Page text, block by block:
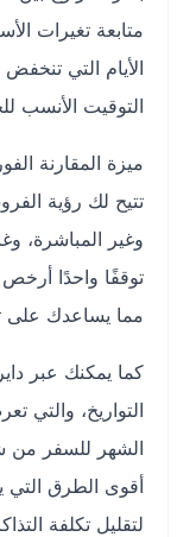
متابعة تغيرات
الأيام التي تنخفض
التوقيت الأنسب للحجز.
ميزة المقارنة
تتيح لك رؤية الفروق
وغير المباشرة،
توقفًا واحدًا أرخص
مما يساعدك على توفير
كما يمكنك عبر
التواريخ، والتي تعرض
الشهر للسفر من شرم
أقوى الطرق التي
لتقليل تكلفة التذاكر